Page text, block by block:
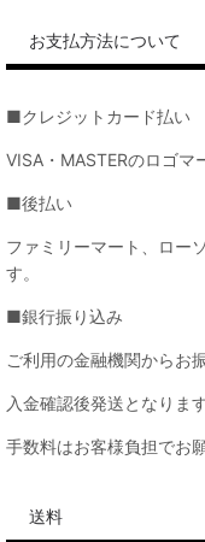
お支払方法について
■クレジットカード払い
VISA・MASTERのロゴマ
■後払い
ファミリーマート、ロー
す。
■銀行振り込み
ご利用の金融機関からお
入金確認後発送となります
手数料はお客様負担でお
送料